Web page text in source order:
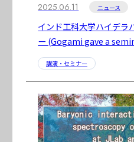
2025.06.11 ニュース
インド工科大学ハイデラ
ー (Gogami gave a
講演・セミナー